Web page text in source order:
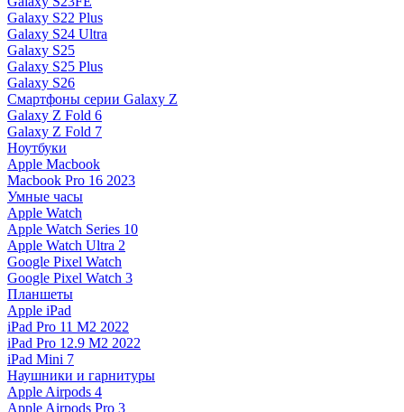
Galaxy S22 Plus
Galaxy S24 Ultra
Galaxy S25
Galaxy S25 Plus
Galaxy S26
Смартфоны серии Galaxy Z
Galaxy Z Fold 6
Galaxy Z Fold 7
Ноутбуки
Apple Macbook
Macbook Pro 16 2023
Умные часы
Apple Watch
Apple Watch Series 10
Apple Watch Ultra 2
Google Pixel Watch
Google Pixel Watch 3
Планшеты
Apple iPad
iPad Pro 11 M2 2022
iPad Pro 12.9 M2 2022
iPad Mini 7
Наушники и гарнитуры
Apple Airpods 4
Apple Airpods Pro 3